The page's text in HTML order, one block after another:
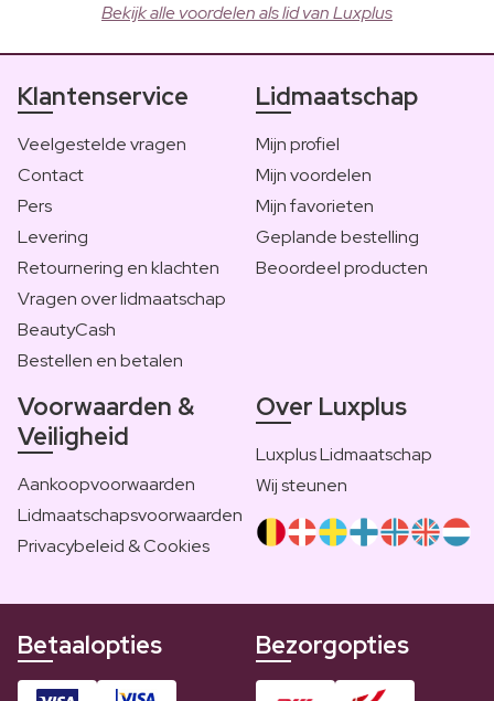
Bekijk alle voordelen als lid van Luxplus
Klantenservice
Veelgestelde vragen
Contact
Pers
Levering
Retournering en klachten
Vragen over lidmaatschap
BeautyCash
Bestellen en betalen
Lidmaatschap
Mijn profiel
Mijn voordelen
Mijn favorieten
Geplande bestelling
Beoordeel producten
Voorwaarden &
Veiligheid
Aankoopvoorwaarden
Lidmaatschapsvoorwaarden
Privacybeleid & Cookies
Over Luxplus
Luxplus Lidmaatschap
Wij steunen
Betaalopties Bezorgopties